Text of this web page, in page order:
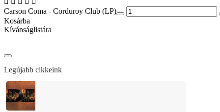
Carson Coma - Corduroy Club (LP)
Kosárba
Kívánságlistára
Legújabb cikkeink